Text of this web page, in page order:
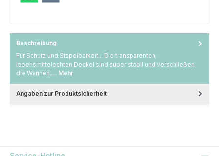
Beschreibung
Für Schutz und Stapelbarkeit... Die transparenten,
lebensmittelechten Deckel sind super stabil und verschließen
die Wannen.… Mehr
Angaben zur Produktsicherheit